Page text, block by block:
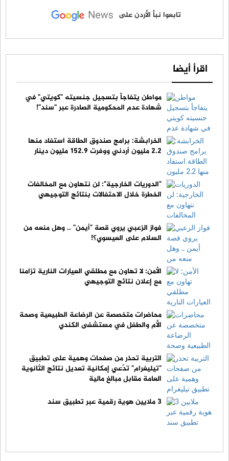
تابعوا نبأ الأردن على
اقرأ أيضا
مواطن يتفاجأ بتسجيل جنسيته "كويتي" في
شهادة عدم المحكومية الصادرة عبر "سند"!
الخرابشة: برامج صندوق الطاقة استفاد منها
2.2 مليون أردني ووفرت 152.9 مليون دينار
"الدوريات الخارجية": لن نتهاون مع المخالفات
الخطرة خلال الاحتفالات بنتائج التوجيهي
فواز الزعبي يروي قصة "أيمن" .. وهل منعه من
السلام على العيسوي؟!
الأمن: لا تهاون مع مطلقي العيارات النارية تزامنا
مع إعلان نتائج التوجيهي
محاضرات متخصصة عن الرضاعة الطبيعية وصحة
الأم والطفل في مستشفى الكندي
التربية تحذر من صفحات وهمية على تطبيق
"تيليغرام" تدّعي إمكانية تعديل نتائج الثانوية
العامة مقابل مبالغ مالية
3 ملايين هوية رقمية عبر تطبيق سند